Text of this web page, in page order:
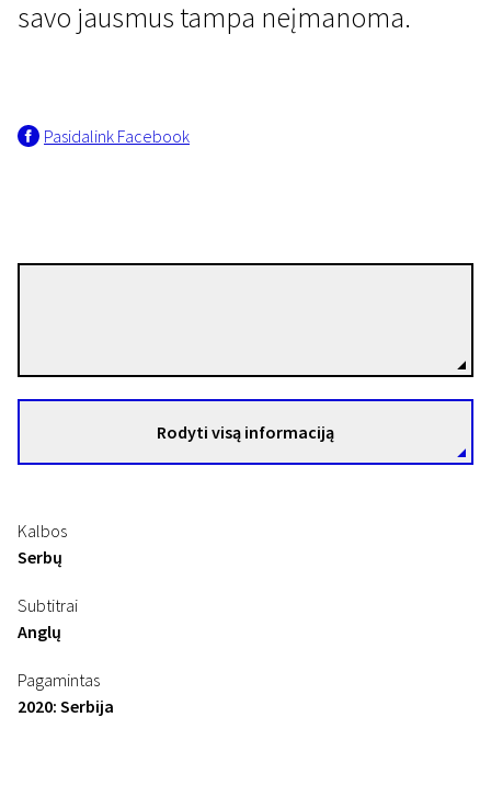
Europa trumpai
savo jausmus tampa neįmanoma.
Pasidalink Facebook
Rodyti visą informaciją
Kalbos
Serbų
Subtitrai
Anglų
Pagamintas
2020: Serbija